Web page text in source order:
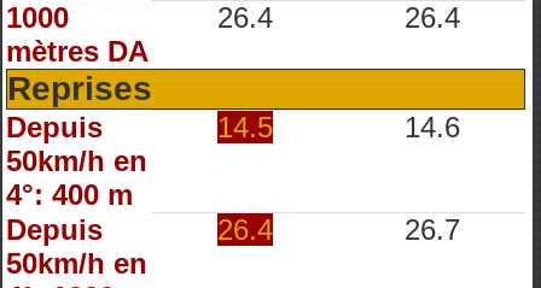
1000
mètres DA
26.4 26.4
Reprises
Depuis
50km/h en
4°: 400 m
14.5 14.6
Depuis
50km/h en
26.4 26.7